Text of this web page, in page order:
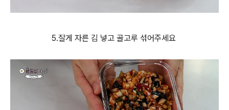
5.잘게 자른 김 넣고 골고루 섞어주세요